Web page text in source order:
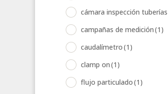
cámara inspección tuberías
campañas de medición(1)
caudalímetro(1)
clamp on(1)
flujo particulado(1)